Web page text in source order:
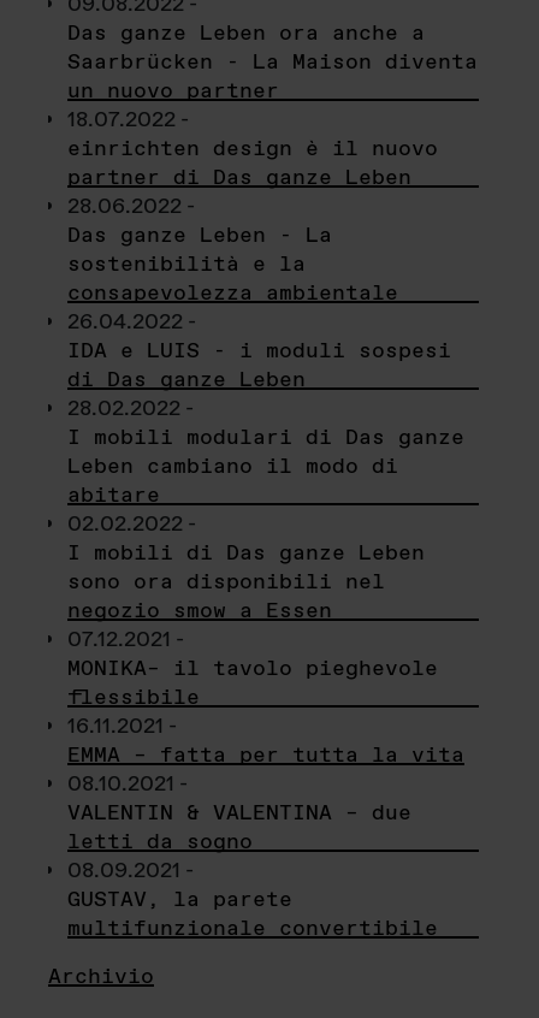
Das ganze Leben ora anche a
Saarbrücken - La Maison diventa
un nuovo partner
18.07.2022 -
einrichten design è il nuovo
partner di Das ganze Leben
28.06.2022 -
Das ganze Leben - La
sostenibilità e la
consapevolezza ambientale
26.04.2022 -
IDA e LUIS - i moduli sospesi
di Das ganze Leben
28.02.2022 -
I mobili modulari di Das ganze
Leben cambiano il modo di
abitare
02.02.2022 -
I mobili di Das ganze Leben
sono ora disponibili nel
negozio smow a Essen
07.12.2021 -
MONIKA– il tavolo pieghevole
flessibile
16.11.2021 -
EMMA – fatta per tutta la vita
08.10.2021 -
VALENTIN & VALENTINA – due
letti da sogno
08.09.2021 -
GUSTAV, la parete
multifunzionale convertibile
Archivio